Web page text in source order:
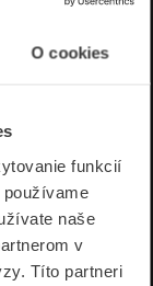
O cookies
funkcií
naše
v
Títo partneri